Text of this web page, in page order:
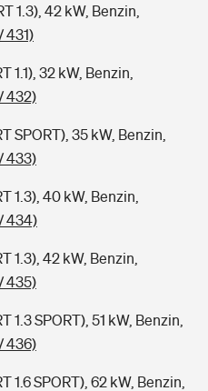
1.3), 42 kW, Benzin,
431)
1.1), 32 kW, Benzin,
432)
SPORT), 35 kW, Benzin,
433)
1.3), 40 kW, Benzin,
434)
1.3), 42 kW, Benzin,
435)
1.3 SPORT), 51 kW, Benzin,
436)
1.6 SPORT), 62 kW, Benzin,